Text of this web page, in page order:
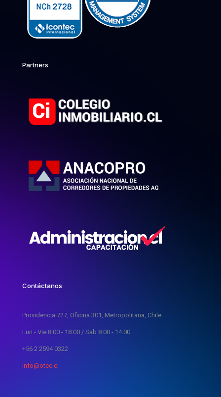
Partners
Contáctanos
Providencia 727, Oficina 301, Metropolitana, Chile
Lun - Vie 8:00 - 18:00 / Sab 8:00 - 14:00
+56 2 2594 0322
info@otec.cl